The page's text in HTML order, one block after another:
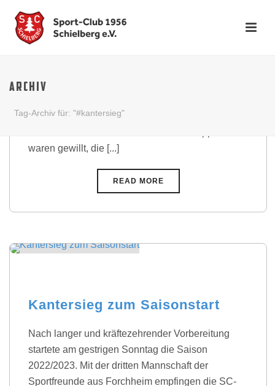
ARCHIV
Tag-Archiv für: "#kantersieg"
Nach der enttäuschenden Leistung unter der
Busenbach, stand nun das prestigeträchtige Derby
waren gewillt, die [...]
READ MORE
Kantersieg zum Saisonstart
Nach langer und kräftezehrender Vorbereitung
startete am gestrigen Sonntag die Saison
2022/2023. Mit der dritten Mannschaft der
Sportfreunde aus Forchheim empfingen die SC-